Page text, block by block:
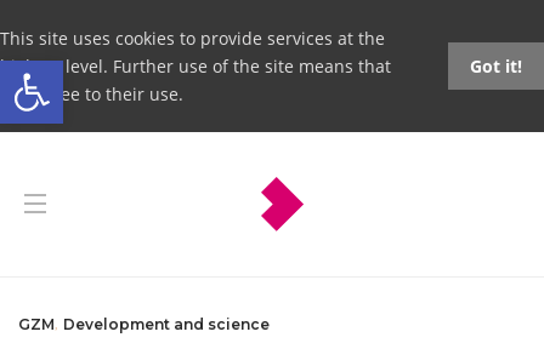
Open toolbar
This site uses cookies to provide services at the
highest level. Further use of the site means that
you agree to their use.
Got it!
GZM, Development and science